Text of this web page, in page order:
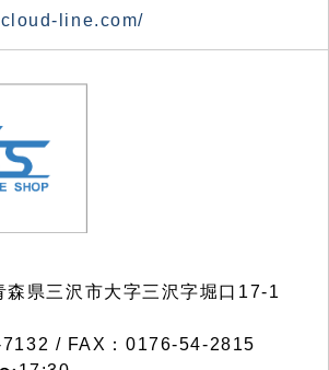
line.com/
県三沢市大字三沢字堀口17-1
/ FAX：0176-54-2815